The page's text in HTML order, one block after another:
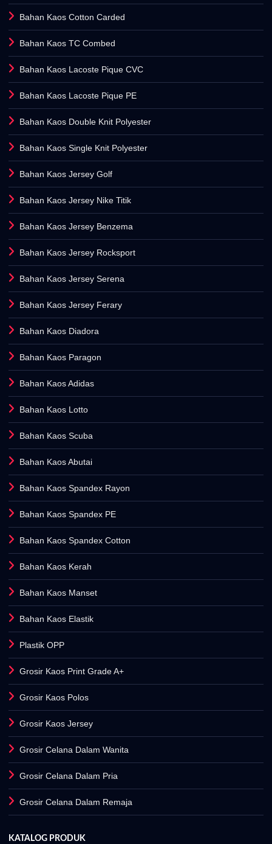
Bahan Kaos Cotton Carded
Bahan Kaos TC Combed
Bahan Kaos Lacoste Pique CVC
Bahan Kaos Lacoste Pique PE
Bahan Kaos Double Knit Polyester
Bahan Kaos Single Knit Polyester
Bahan Kaos Jersey Golf
Bahan Kaos Jersey Nike Titik
Bahan Kaos Jersey Benzema
Bahan Kaos Jersey Rocksport
Bahan Kaos Jersey Serena
Bahan Kaos Jersey Ferary
Bahan Kaos Diadora
Bahan Kaos Paragon
Bahan Kaos Adidas
Bahan Kaos Lotto
Bahan Kaos Scuba
Bahan Kaos Abutai
Bahan Kaos Spandex Rayon
Bahan Kaos Spandex PE
Bahan Kaos Spandex Cotton
Bahan Kaos Kerah
Bahan Kaos Manset
Bahan Kaos Elastik
Plastik OPP
Grosir Kaos Print Grade A+
Grosir Kaos Polos
Grosir Kaos Jersey
Grosir Celana Dalam Wanita
Grosir Celana Dalam Pria
Grosir Celana Dalam Remaja
KATALOG PRODUK